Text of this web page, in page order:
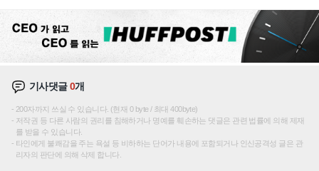
기사댓글0개
200자까지 쓰실 수 있습니다. (현재 0 byte / 최대 400byte)
저작권 등 다른 사람의 권리를 침해하거나 명예를 훼손하는 댓글은 관련 법률에 의해 제재
를 받을 수 있습니다.
타인에게 불쾌감을 주는 욕설 등 비하하는 단어가 내용에 포함되거나 인신공격성 글은 관
리자의 판단에 의해 삭제 합니다.